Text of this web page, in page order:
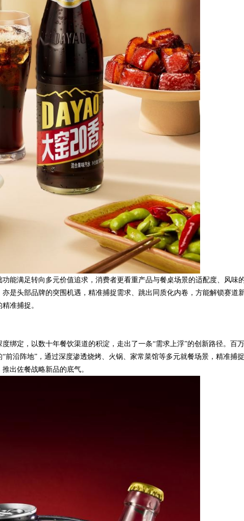
能满足转向多元价值追求，消费者更看重产品与餐桌场景的适配度、风味
是头部品牌的突围机遇，精准捕捉需求、跳出同质化内卷，方能解锁赛道
准捕捉。
绑定，以数十年餐饮渠道的积淀，走出了一条“需求上浮”的创新路径。百
前沿阵地”，通过深度渗透烧烤、火锅、家常菜馆等多元就餐场景，精准捕
出佐餐战略新品的底气。